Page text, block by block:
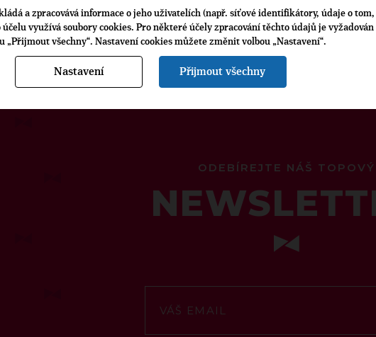
ODEBÍREJTE NÁŠ TOPOVÝ
a zpracovává informace o jeho uživatelích (např. síťové identifikátory, údaje o
využívá soubory cookies. Pro některé účely zpracování těchto údajů je vyžadován
všechny“. Nastavení cookies můžete změnit volbou „Nastavení“.
Nastavení Přijmout všechny